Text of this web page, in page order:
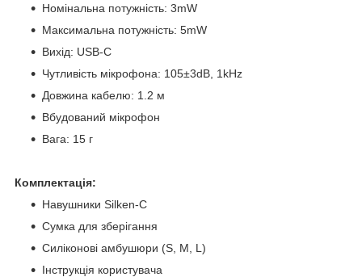
Номінальна потужність: 3mW
Максимальна потужність: 5mW
Вихід: USB-C
Чутливість мікрофона: 105±3dB, 1kHz
Довжина кабелю: 1.2 м
Вбудований мікрофон
Вага: 15 г
Комплектація:
Навушники Silken-C
Сумка для зберігання
Силіконові амбушюри (S, M, L)
Інструкція користувача